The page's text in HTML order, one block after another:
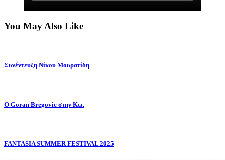
You May Also Like
Συνέντευξη Νίκου Μουρατίδη
Ο Goran Bregovic στην Κω.
FANTASIA SUMMER FESTIVAL 2025